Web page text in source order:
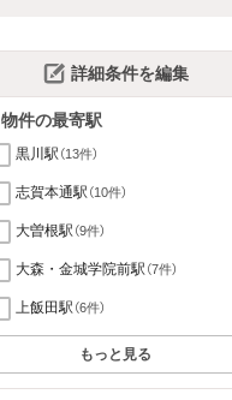
詳細条件を編集
物件の最寄駅
黒川駅 （13件）
志賀本通駅 （10件）
大曽根駅 （9件）
大森・金城学院前駅 （7件）
上飯田駅 （6件）
もっと見る